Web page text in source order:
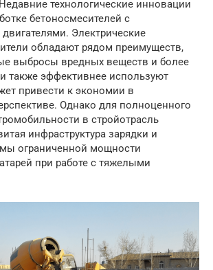
технологические инновации
бетоносмесителей с
Электрические
обладают рядом преимуществ,
выбросы вредных веществ и более
также эффективнее используют
привести к экономии в
Однако для полноценного
в стройотрасль
инфраструктура зарядки и
ограниченной мощности
при работе с тяжелыми